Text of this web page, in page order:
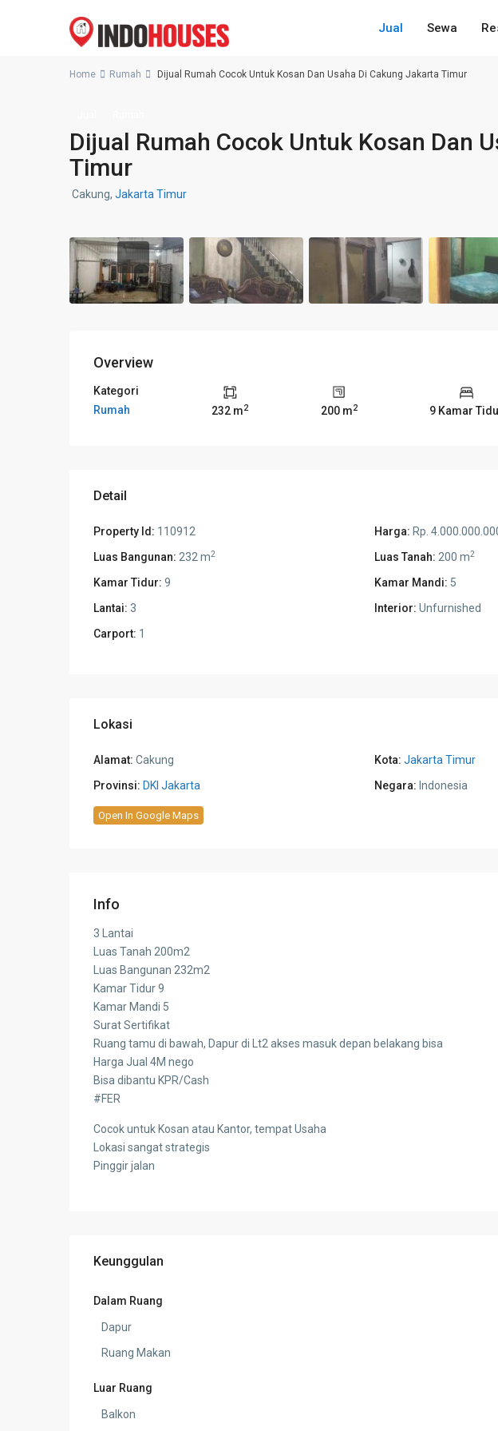
Jual Sewa
Home Rumah Dijual Rumah Cocok Untuk Kosan Dan Usaha Di Cakung Jakarta Timur
Dijual Rumah Cocok Untuk Kosan Dan
Timur
Cakung, Jakarta Timur
Overview
Kategori
Rumah
232 m2 200 m2 9 Kamar
Detail
Property Id: 110912 Harga: Rp.
Luas Bangunan: 232 m2 Luas Tanah: 200 m2
Kamar Tidur: 9 Kamar Mandi: 5
Lantai: 3 Interior: Unfurnished
Carport: 1
Lokasi
Alamat: Cakung Kota: Jakarta Timur
Provinsi: DKI Jakarta Negara: Indonesia
Open In Google Maps
Info
3 Lantai
Luas Tanah 200m2
Luas Bangunan 232m2
Kamar Tidur 9
Kamar Mandi 5
Surat Sertifikat
Ruang tamu di bawah, Dapur di Lt2 akses masuk depan belakang bisa
Harga Jual 4M nego
Bisa dibantu KPR/Cash
#FER
Cocok untuk Kosan atau Kantor, tempat Usaha
Lokasi sangat strategis
Pinggir jalan
Keunggulan
Dalam Ruang
Dapur
Ruang Makan
Luar Ruang
Balkon